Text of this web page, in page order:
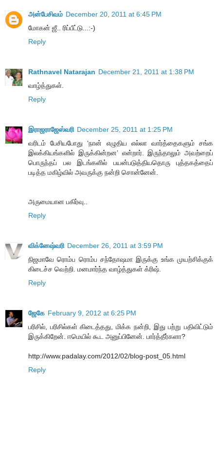
அன்பேசிவம் December 20, 2011 at 6:45 PM
மோகன் ஜீ.. ரிப்பீட்டு...:-)
Reply
Rathnavel Natarajan December 21, 2011 at 1:38 PM
வாழ்த்துகள்.
Reply
இராஜராஜேஸ்வரி December 25, 2011 at 1:25 PM
வரிடம் பேசியபோது ‘நான் எழுதிய எல்லா வார்த்தைகளும் சங்க
இலக்கியங்களில் இருக்கின்றன’ என்றார். இருந்தாலும் அவற்றைப்
பொருந்தப் பல இடங்களில் பயன்படுத்தியதொரு புத்தகத்தைப்
படித்த மகிழ்வில் அவருக்கு நன்றி சொன்னேன்.
அருமையான பகிர்வு..
Reply
விக்னேஷ்வரி December 26, 2011 at 3:59 PM
நிஜமாவே ரொம்ப ரொம்ப சந்தோஷமா இருக்கு உங்க முயற்சிக்குக்
கிடைச்ச வெற்றி. மனமார்ந்த வாழ்த்துகள் க்ரிஷ்.
Reply
ஜேகே February 9, 2012 at 6:25 PM
பரிசில், பரிசில்கள் கிடைத்தது, மிக்க நன்றி, இது பற்று பதிவிட்டும்
இருக்கிறேன். ஈமெயில் கூட அனுப்பினேன். பார்த்தீர்களா?
http://www.padalay.com/2012/02/blog-post_05.html
Reply